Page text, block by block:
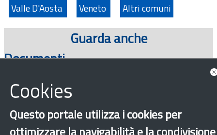
Valle D'Aosta
Veneto Altri comuni
Guarda anche
Documenti
Cookies
Questo portale utilizza i cookies per